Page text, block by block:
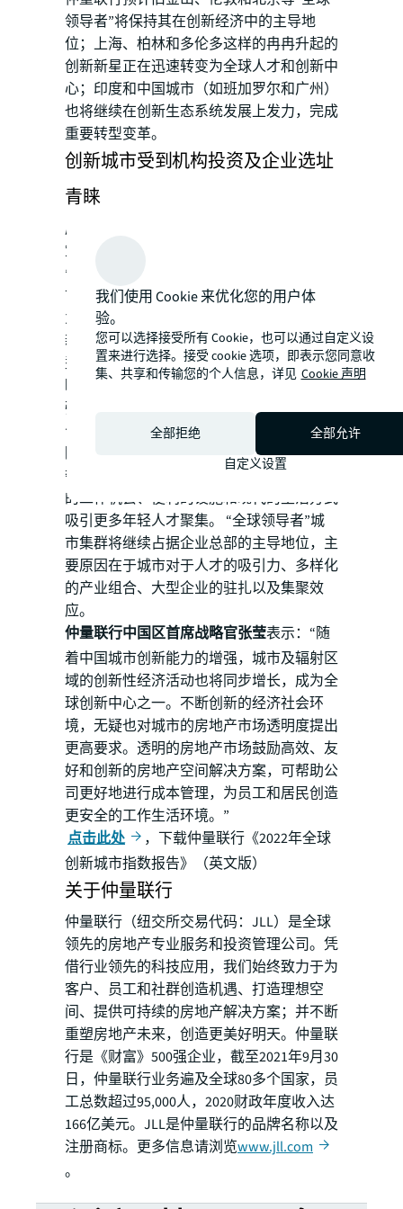
领导者”将保持其在创新经济中的主导地
位；上海、柏林和多伦多这样的冉冉升起的
创新新星正在迅速转变为全球人才和创新中
心；印度和中国城市（如班加罗尔和广州）
也将继续在创新生态系统发展上发力，完成
重要转型变革。
创新城市受到机构投资及企业选址
青睐
房地产投资者在制定城市投资选址的战略决
策时，越来越多地参考创新和人才指标。报
告指出，具有更强创新活力和人才聚集的城
市更受资本青睐，而且这些城市长期表现更
为出色。对于投资机构而言，了解城市的创
新能力和人才轨迹将是确定增长市场、增长
型行业和多样化选址以及优化市场进入策
略、合作伙伴关系的关键。与此同时，拥有
强大创新生态系统的城市已被许多风险投资
公司作为未来的核心发展区域。
随着全球经济从新冠疫情中复苏， “人才争
夺战”再次成为焦点，全球门户城市以更多
的工作机会、便利的设施和现代的生活方式
吸引更多年轻人才聚集。 “全球领导者”城
市集群将继续占据企业总部的主导地位，主
要原因在于城市对于人才的吸引力、多样化
的产业组合、大型企业的驻扎以及集聚效
应。
仲量联行中国区首席战略官张莹表示：“随
着中国城市创新能力的增强，城市及辐射区
域的创新性经济活动也将同步增长，成为全
球创新中心之一。不断创新的经济社会环
境，无疑也对城市的房地产市场透明度提出
更高要求。透明的房地产市场鼓励高效、友
好和创新的房地产空间解决方案，可帮助公
司更好地进行成本管理，为员工和居民创造
更安全的工作生活环境。”
点击此处
，下载仲量联行《2022年全球
创新城市指数报告》（英文版）
关于仲量联行
仲量联行（纽交所交易代码：JLL）是全球
领先的房地产专业服务和投资管理公司。凭
借行业领先的科技应用，我们始终致力于为
客户、员工和社群创造机遇、打造理想空
间、提供可持续的房地产解决方案；并不断
重塑房地产未来，创造更美好明天。仲量联
行是《财富》500强企业，截至2021年9月30
日，仲量联行业务遍及全球80多个国家，员
工总数超过95,000人，2020财政年度收入达
166亿美元。JLL是仲量联行的品牌名称以及
注册商标。更多信息请浏览www.jll.com
。
我们使用 Cookie 来优化您的用户体
验。
您可以选择接受所有 Cookie，也可以通过自定义设
置来进行选择。接受 cookie 选项，即表示您同意收
集、共享和传输您的个人信息，详见 Cookie 声明
全部拒绝
全部允许
自定义设置